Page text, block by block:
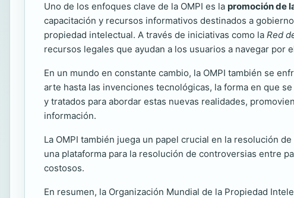
Uno de los enfoques clave de la OMPI es la promoción de
capacitación y recursos informativos destinados a
propiedad intelectual. A través de iniciativas como la Red
recursos legales que ayudan a los usuarios a navegar por
En un mundo en constante cambio, la OMPI también se
arte hasta las invenciones tecnológicas, la forma en que
y tratados para abordar estas nuevas realidades,
información.
La OMPI también juega un papel crucial en la resolución
una plataforma para la resolución de controversias entre
costosos.
En resumen, la Organización Mundial de la Propiedad